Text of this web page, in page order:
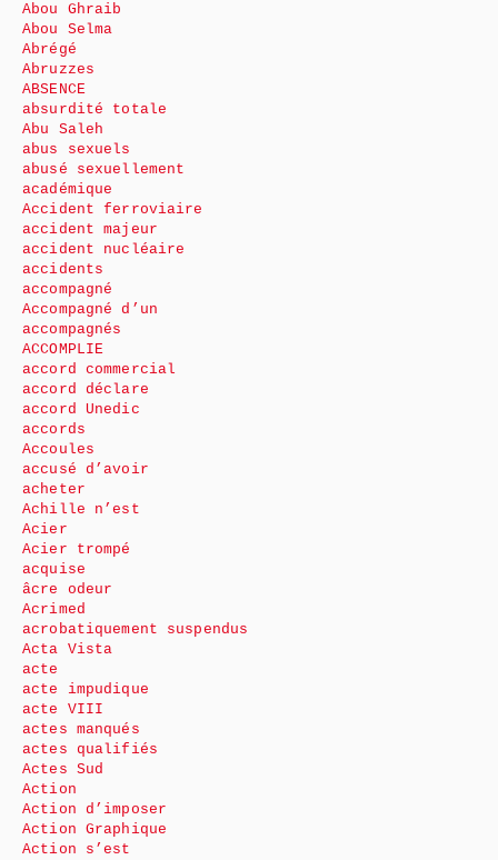
Abou Ghraib
Abou Selma
Abrégé
Abruzzes
ABSENCE
absurdité totale
Abu Saleh
abus sexuels
abusé sexuellement
académique
Accident ferroviaire
accident majeur
accident nucléaire
accidents
accompagné
Accompagné d’un
accompagnés
ACCOMPLIE
accord commercial
accord déclare
accord Unedic
accords
Accoules
accusé d’avoir
acheter
Achille n’est
Acier
Acier trompé
acquise
âcre odeur
Acrimed
acrobatiquement suspendus
Acta Vista
acte
acte impudique
acte VIII
actes manqués
actes qualifiés
Actes Sud
Action
Action d’imposer
Action Graphique
Action s’est